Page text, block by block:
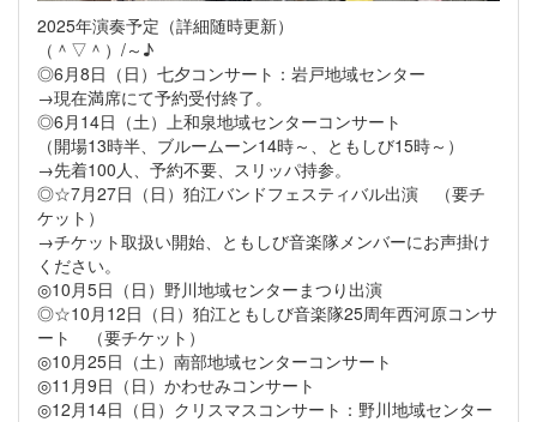
2025年演奏予定（詳細随時更新）
（＾▽＾）/～♪
◎6月8日（日）七夕コンサート：岩戸地域センター
→現在満席にて予約受付終了。
◎6月14日（土）上和泉地域センターコンサート
（開場13時半、ブルームーン14時～、ともしび15時～）
→先着100人、予約不要、スリッパ持参。
◎☆7月27日（日）狛江バンドフェスティバル出演 （要チ
ケット）
→チケット取扱い開始、ともしび音楽隊メンバーにお声掛け
ください。
◎10月5日（日）野川地域センターまつり出演
◎☆10月12日（日）狛江ともしび音楽隊25周年西河原コンサ
ート （要チケット）
◎10月25日（土）南部地域センターコンサート
◎11月9日（日）かわせみコンサート
◎12月14日（日）クリスマスコンサート：野川地域センター